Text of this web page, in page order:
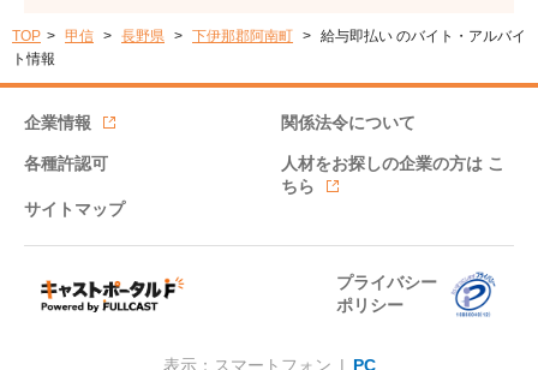
TOP 甲信 長野県 下伊那郡阿南町
給与即払い のバイト・アルバイ
ト情報
企業情報 関係法令について
各種許認可 人材をお探しの企業の方は こ
ちら
サイトマップ
プライバシー
ポリシー
表示：スマートフォン | PC